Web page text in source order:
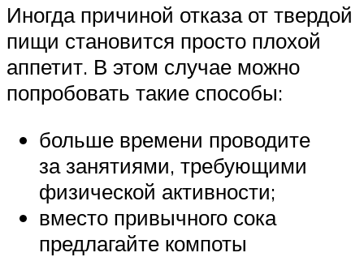
Иногда причиной отказа от твердой
пищи становится просто плохой
аппетит. В этом случае можно
попробовать такие способы:
больше времени проводите
за занятиями, требующими
физической активности;
вместо привычного сока
предлагайте компоты